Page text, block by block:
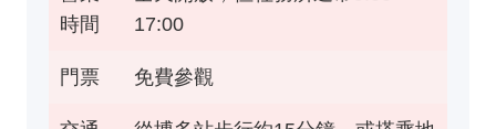
時間
17:00
門票 免費參觀